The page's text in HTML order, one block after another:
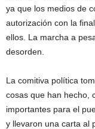
ya que los medios de
autorización con la
ellos. La marcha a
desorden.
La comitiva política
cosas que han hecho,
importantes para el
y llevaron una carta al